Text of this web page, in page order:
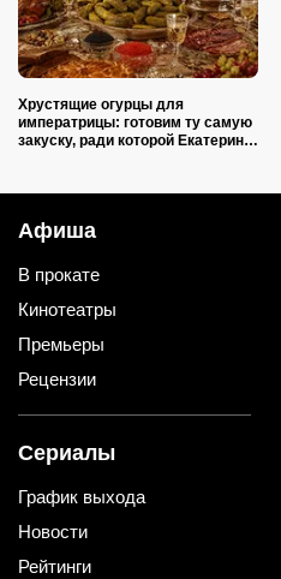
Хрустящие огурцы для
императрицы: готовим ту самую
закуску, ради которой Екатерина
Афиша
В прокате
Кинотеатры
Премьеры
Рецензии
Сериалы
График выхода
Новости
Рейтинги